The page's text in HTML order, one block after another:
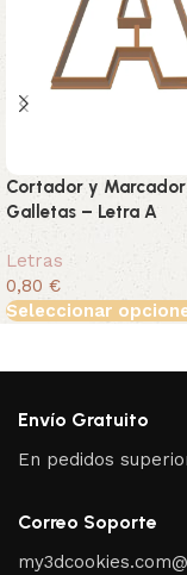
Cortador y
Galletas – Letra A
Letras
0,80 €
Seleccionar
Envío Gratuito
En pedidos
Correo Soporte